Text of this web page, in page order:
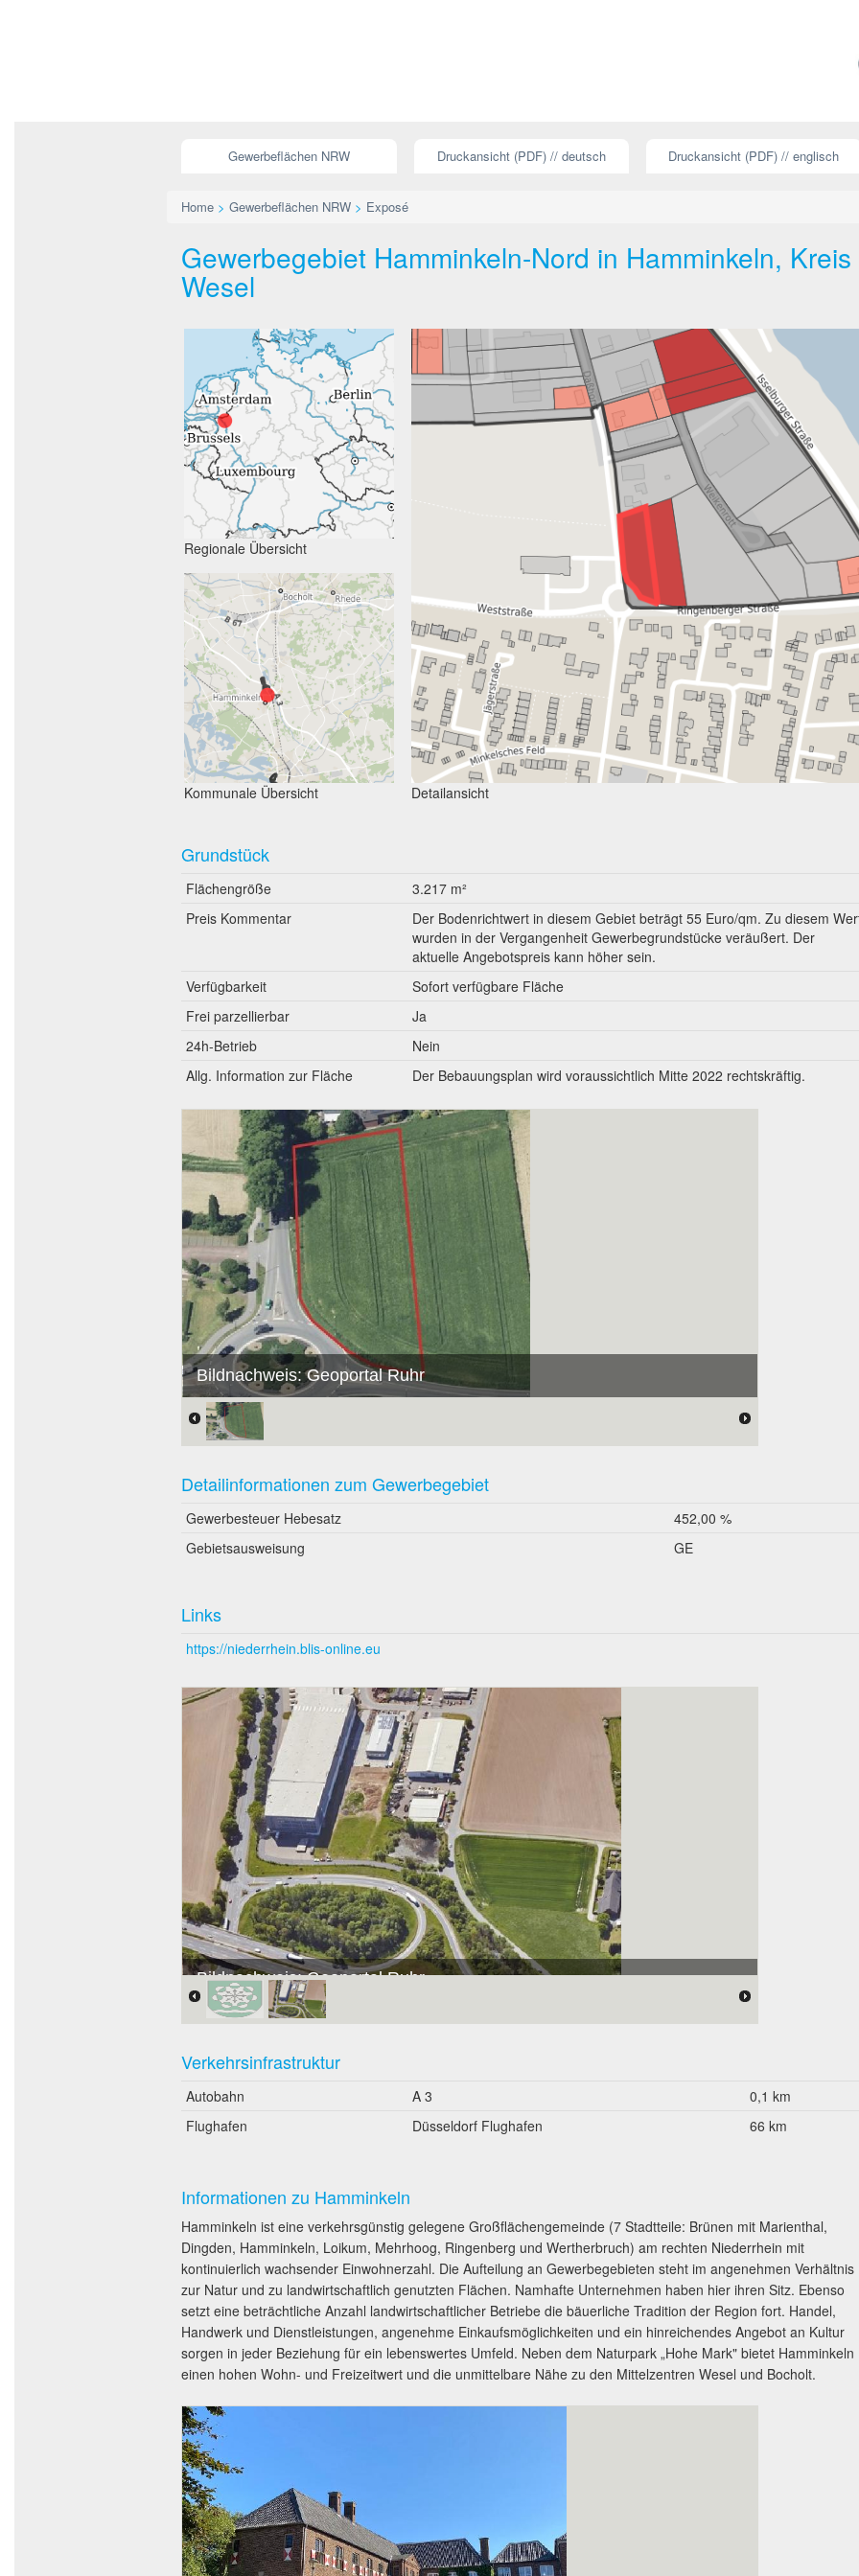
Gewerbeflächen NRW Druckansicht (PDF) // deutsch Druckansicht (PDF) // englisch
Home > Gewerbeflächen NRW > Exposé
Gewerbegebiet Hamminkeln-Nord in Hamminkeln, Kreis
Wesel
Regionale Übersicht
Kommunale Übersicht Detailansicht
Grundstück
Flächengröße
3.217 m²
Preis Kommentar
Der Bodenrichtwert in diesem Gebiet beträgt 55 Euro/qm. Zu diesem
wurden in der Vergangenheit Gewerbegrundstücke veräußert. Der
aktuelle Angebotspreis kann höher sein.
Verfügbarkeit
Sofort verfügbare Fläche
Frei parzellierbar
Ja
24h-Betrieb
Nein
Allg. Information zur Fläche
Der Bebauungsplan wird voraussichtlich Mitte 2022 rechtskräftig.
Bildnachweis: Geoportal Ruhr
Detailinformationen zum Gewerbegebiet
Gewerbesteuer Hebesatz
452,00 %
Gebietsausweisung
GE
Links
https://niederrhein.blis-online.eu
Bildnachweis: Geoportal Ruhr
Verkehrsinfrastruktur
Autobahn A 3
0,1 km
Flughafen
Düsseldorf Flughafen 66 km
Informationen zu Hamminkeln
Hamminkeln ist eine verkehrsgünstig gelegene Großflächengemeinde (7 Stadtteile: Brünen mit Marienthal,
Dingden, Hamminkeln, Loikum, Mehrhoog, Ringenberg und Wertherbruch) am rechten Niederrhein mit
kontinuierlich wachsender Einwohnerzahl. Die Aufteilung an Gewerbegebieten steht im angenehmen Verhältnis
zur Natur und zu landwirtschaftlich genutzten Flächen. Namhafte Unternehmen haben hier ihren Sitz. Ebenso
setzt eine beträchtliche Anzahl landwirtschaftlicher Betriebe die bäuerliche Tradition der Region fort. Handel,
Handwerk und Dienstleistungen, angenehme Einkaufsmöglichkeiten und ein hinreichendes Angebot an Kultur
sorgen in jeder Beziehung für ein lebenswertes Umfeld. Neben dem Naturpark „Hohe Mark" bietet Hamminkeln
einen hohen Wohn- und Freizeitwert und die unmittelbare Nähe zu den Mittelzentren Wesel und Bocholt.